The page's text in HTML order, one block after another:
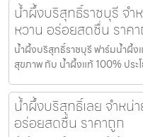
น้ำผึ้งบริสุทธิ์ราชบุรี จ
หวาน อร่อยสดชื่น ราค
น้ำผึ้งบริสุทธิ์ราชบุรี ฟาร์มน้ำผึ้ง
สุขภาพ กับ น้ำผึ้งแท้ 100% ประ
น้ำผึ้งบริสุทธิ์เลย จำหน่
อร่อยสดชื่น ราคาถูก